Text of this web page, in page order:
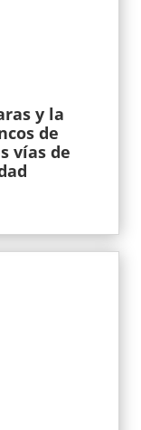
y la
de
vías de